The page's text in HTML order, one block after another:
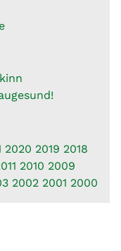
2020 2019 2018
2010 2009
2002 2001 2000